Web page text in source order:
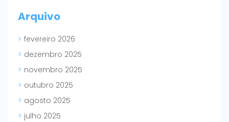
Arquivo
fevereiro 2026
dezembro 2025
novembro 2025
outubro 2025
agosto 2025
julho 2025